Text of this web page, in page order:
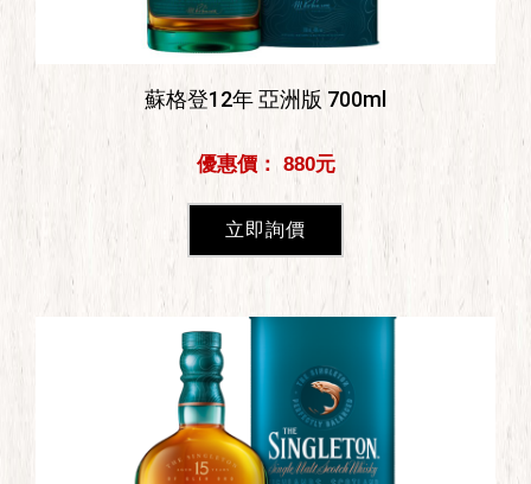
蘇格登12年 亞洲版 700ml
優惠價： 880元
立即詢價